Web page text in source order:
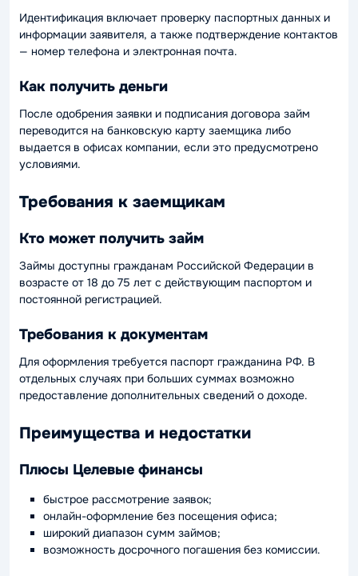
Идентификация включает проверку паспортных данных и
информации заявителя, а также подтверждение контактов
— номер телефона и электронная почта.
Как получить деньги
После одобрения заявки и подписания договора займ
переводится на банковскую карту заемщика либо
выдается в офисах компании, если это предусмотрено
условиями.
Требования к заемщикам
Кто может получить займ
Займы доступны гражданам Российской Федерации в
возрасте от 18 до 75 лет с действующим паспортом и
постоянной регистрацией.
Требования к документам
Для оформления требуется паспорт гражданина РФ. В
отдельных случаях при больших суммах возможно
предоставление дополнительных сведений о доходе.
Преимущества и недостатки
Плюсы Целевые финансы
быстрое рассмотрение заявок;
онлайн-оформление без посещения офиса;
широкий диапазон сумм займов;
возможность досрочного погашения без комиссии.